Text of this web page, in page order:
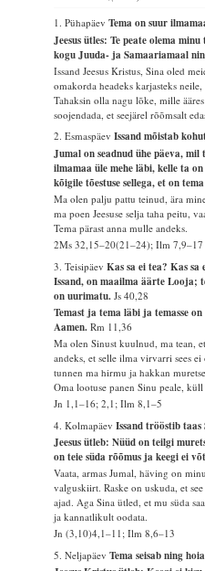
1. PühapäevTema on suur
Jeesus ütles: Te peate olema
kogu Juuda- ja Samaariamaal
Issand Jeesus Kristus, Sina oled
omakorda headeks karjasteks
Tahaksin olla nagu lõke, mille
soojendada, et seejärel rõõmsalt
2. EsmaspäevIssand mõistab
Jumal on seadnud ühe päeva,
ilmamaa üle mehe läbi, kelle ta
kõigile tõestuse sellega, et on
Ma olen palju pattu teinud, ära
ma poen Jeesuse selja taha peitu,
Tema pärast anna mulle andeks.
2Ms 32,15–20(21–24); Ilm 7,9–17
3. TeisipäevKas sa ei tea? Kas
Issand, on maailma äärte Looja;
on uurimatu.Js 40,28
Temast ja tema läbi ja temasse
Aamen.Rm 11,36
Ma olen Sinust kuulnud, ma tean,
andeks, et selle ilma virvarri sees
tunnen ma hirmu ja hakkan
Oma lootuse panen Sinu peale,
Jn 1,1–16; 2,1; Ilm 8,1–5
4. KolmapäevIssand trööstib
Jeesus ütleb: Nüüd on teilgi
on teie süda rõõmus ja keegi ei
Vaata, armas Jumal, häving on
valguskiirt. Raske on uskuda, et
ajad. Aga Sina ütled, et mu süda
ja kannatlikult oodata.
Jn (3,10)4,1–11; Ilm 8,6–13
5. NeljapäevTema seisab ning